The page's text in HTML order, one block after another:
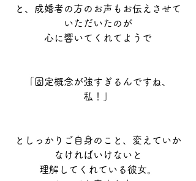
と、成婚者の方のお声もお伝えさせて
いただいたのが
心に響いてくれてようで
「固定概念が強すぎるんですね、
私！」
としっかりご自身のこと、変えていか
なければいけないと
理解してくれている彼女。